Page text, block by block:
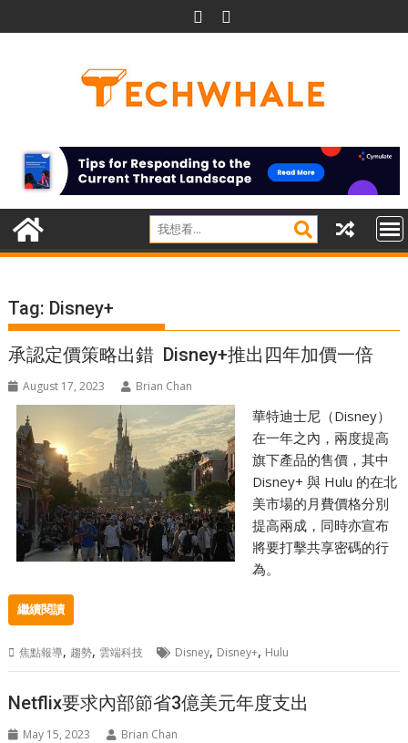
to
Tag: Disney+
承認定價策略出錯 Disney+推出四年加價一倍
August 17, 2023 Brian Chan
華特迪士尼（Disney）
在一年之內，兩度提高
旗下產品的售價，其中
Disney+ 與 Hulu 的在北
美市場的月費價格分別
提高兩成，同時亦宣布
將要打擊共享密碼的行
為。
繼續閱讀
焦點報導, 趨勢, 雲端科技 Disney, Disney+, Hulu
Netflix要求內部節省3億美元年度支出
May 15, 2023 Brian Chan